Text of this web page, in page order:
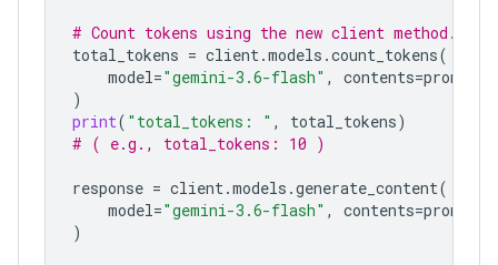
# Count tokens using the new client method.
total_tokens = client.models .count_tokens(
model="gemini-3.6-flash" , contents=prompt
)
print( "total_tokens: " , total_tokens)
# ( e.g., total_tokens: 10 )
response = client.models .generate_content(
model="gemini-3.6-flash" , contents=prompt
)